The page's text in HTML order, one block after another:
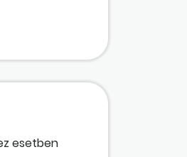
esetben